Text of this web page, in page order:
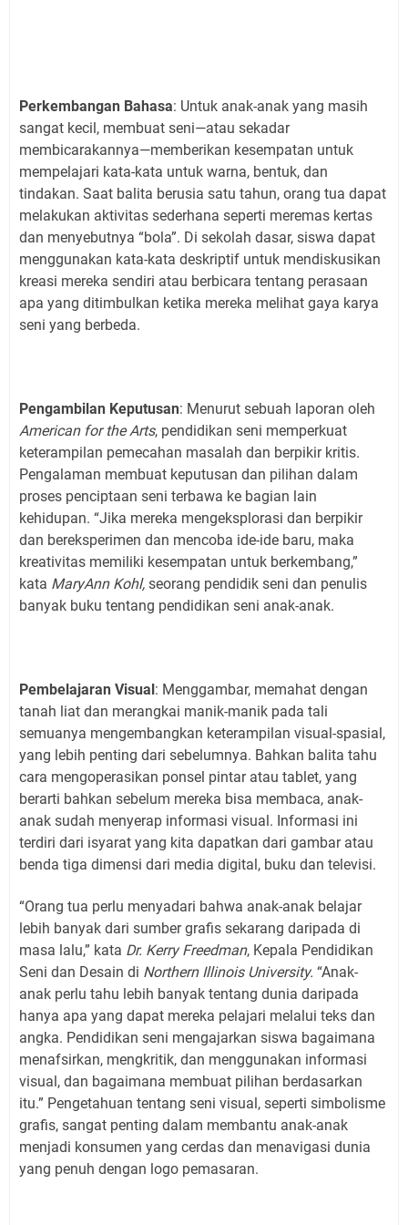
Perkembangan Bahasa: Untuk anak-anak yang masih
sangat kecil, membuat seni—atau sekadar
membicarakannya—memberikan kesempatan untuk
mempelajari kata-kata untuk warna, bentuk, dan
tindakan. Saat balita berusia satu tahun, orang tua dapat
melakukan aktivitas sederhana seperti meremas kertas
dan menyebutnya “bola”. Di sekolah dasar, siswa dapat
menggunakan kata-kata deskriptif untuk mendiskusikan
kreasi mereka sendiri atau berbicara tentang perasaan
apa yang ditimbulkan ketika mereka melihat gaya karya
seni yang berbeda.
Pengambilan Keputusan: Menurut sebuah laporan oleh
American for the Arts, pendidikan seni memperkuat
keterampilan pemecahan masalah dan berpikir kritis.
Pengalaman membuat keputusan dan pilihan dalam
proses penciptaan seni terbawa ke bagian lain
kehidupan. “Jika mereka mengeksplorasi dan berpikir
dan bereksperimen dan mencoba ide-ide baru, maka
kreativitas memiliki kesempatan untuk berkembang,”
kata MaryAnn Kohl, seorang pendidik seni dan penulis
banyak buku tentang pendidikan seni anak-anak.
Pembelajaran Visual: Menggambar, memahat dengan
tanah liat dan merangkai manik-manik pada tali
semuanya mengembangkan keterampilan visual-spasial,
yang lebih penting dari sebelumnya. Bahkan balita tahu
cara mengoperasikan ponsel pintar atau tablet, yang
berarti bahkan sebelum mereka bisa membaca, anak-
anak sudah menyerap informasi visual. Informasi ini
terdiri dari isyarat yang kita dapatkan dari gambar atau
benda tiga dimensi dari media digital, buku dan televisi.
“Orang tua perlu menyadari bahwa anak-anak belajar
lebih banyak dari sumber grafis sekarang daripada di
masa lalu,” kata Dr. Kerry Freedman, Kepala Pendidikan
Seni dan Desain di Northern Illinois University. “Anak-
anak perlu tahu lebih banyak tentang dunia daripada
hanya apa yang dapat mereka pelajari melalui teks dan
angka. Pendidikan seni mengajarkan siswa bagaimana
menafsirkan, mengkritik, dan menggunakan informasi
visual, dan bagaimana membuat pilihan berdasarkan
itu.” Pengetahuan tentang seni visual, seperti simbolisme
grafis, sangat penting dalam membantu anak-anak
menjadi konsumen yang cerdas dan menavigasi dunia
yang penuh dengan logo pemasaran.